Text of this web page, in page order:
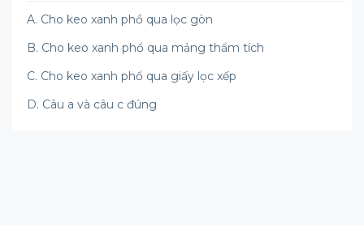
A. Cho keo xanh phổ qua lọc gòn
B. Cho keo xanh phổ qua mảng thẩm tích
C. Cho keo xanh phổ qua giấy lọc xếp
D. Câu a và câu c đúng